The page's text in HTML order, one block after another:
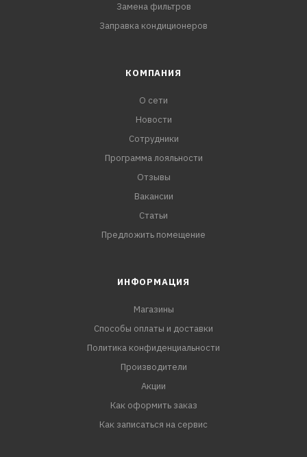
Замена фильтров
Заправка кондиционеров
КОМПАНИЯ
О сети
Новости
Сотрудники
Программа лояльности
Отзывы
Вакансии
Статьи
Предложить помещение
ИНФОРМАЦИЯ
Магазины
Способы оплаты и доставки
Политика конфиденциальности
Производители
Акции
Как оформить заказ
Как записаться на сервис